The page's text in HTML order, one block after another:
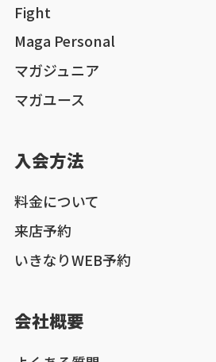
Fight
Maga Personal
マガジュニア
マガユース
入会方法
料金について
来店予約
いきなりWEB予約
会社概要